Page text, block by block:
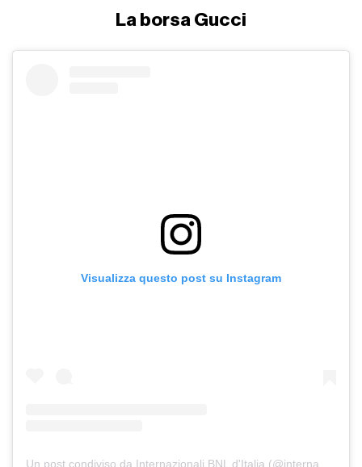
La borsa Gucci
Visualizza questo post su Instagram